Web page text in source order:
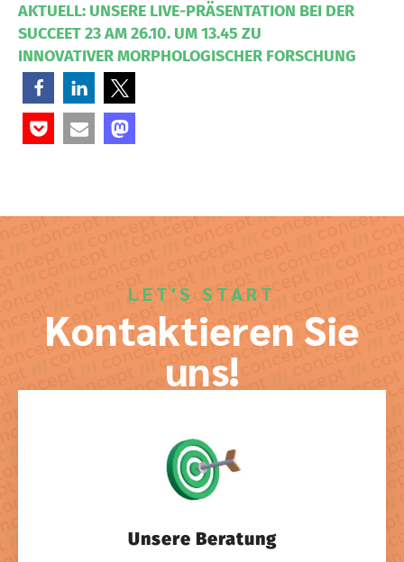
AKTUELL: UNSERE LIVE-PRÄSENTATION BEI DER
SUCCEET 23 AM 26.10. UM 13.45 ZU
INNOVATIVER MORPHOLOGISCHER FORSCHUNG
LET'S START
Kontaktieren Sie
uns!
Unsere Beratung